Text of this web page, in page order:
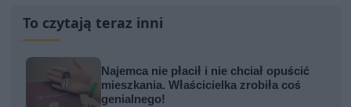
To czytają teraz inni
Najemca nie płacił i nie chciał opuścić
mieszkania. Właścicielka zrobiła coś
genialnego!